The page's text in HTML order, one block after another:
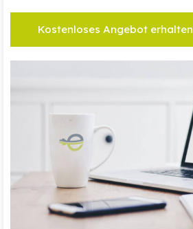
Kostenloses Angebot erhalten